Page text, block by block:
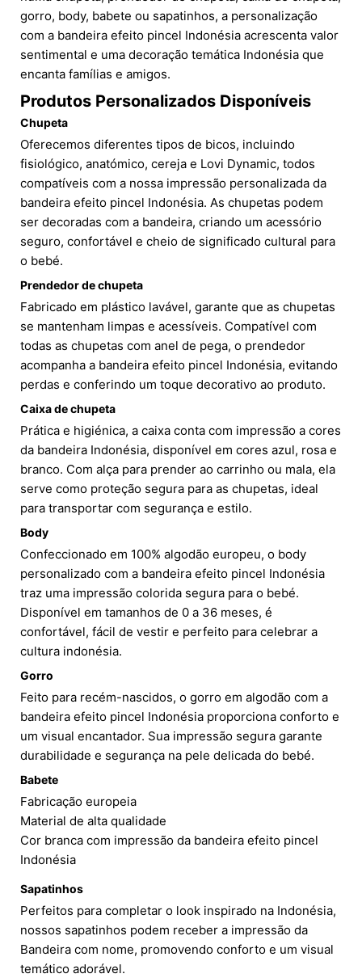
gorro, body, babete ou sapatinhos, a personalização
com a bandeira efeito pincel Indonésia acrescenta valor
sentimental e uma decoração temática Indonésia que
encanta famílias e amigos.
Produtos Personalizados Disponíveis
Chupeta
Oferecemos diferentes tipos de bicos, incluindo
fisiológico, anatómico, cereja e Lovi Dynamic, todos
compatíveis com a nossa impressão personalizada da
bandeira efeito pincel Indonésia. As chupetas podem
ser decoradas com a bandeira, criando um acessório
seguro, confortável e cheio de significado cultural para
o bebé.
Prendedor de chupeta
Fabricado em plástico lavável, garante que as chupetas
se mantenham limpas e acessíveis. Compatível com
todas as chupetas com anel de pega, o prendedor
acompanha a bandeira efeito pincel Indonésia, evitando
perdas e conferindo um toque decorativo ao produto.
Caixa de chupeta
Prática e higiénica, a caixa conta com impressão a cores
da bandeira Indonésia, disponível em cores azul, rosa e
branco. Com alça para prender ao carrinho ou mala, ela
serve como proteção segura para as chupetas, ideal
para transportar com segurança e estilo.
Body
Confeccionado em 100% algodão europeu, o body
personalizado com a bandeira efeito pincel Indonésia
traz uma impressão colorida segura para o bebé.
Disponível em tamanhos de 0 a 36 meses, é
confortável, fácil de vestir e perfeito para celebrar a
cultura indonésia.
Gorro
Feito para recém-nascidos, o gorro em algodão com a
bandeira efeito pincel Indonésia proporciona conforto e
um visual encantador. Sua impressão segura garante
durabilidade e segurança na pele delicada do bebé.
Babete
Fabricação europeia
Material de alta qualidade
Cor branca com impressão da bandeira efeito pincel
Indonésia
Sapatinhos
Perfeitos para completar o look inspirado na Indonésia,
nossos sapatinhos podem receber a impressão da
Bandeira com nome, promovendo conforto e um visual
temático adorável.